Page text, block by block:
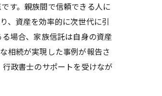
す。親族間で信頼できる人に
、資産を効率的に次世代に引
場合、家族信託は自身の資産
相続が実現した事例が報告さ
政書士のサポートを受けなが